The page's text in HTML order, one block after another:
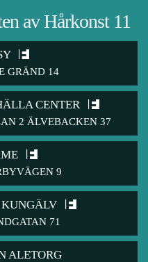
av Hårkonst 11
GRÄND 14
CENTER
2 ÄLVEBACKEN 37
9
71
ALETORG